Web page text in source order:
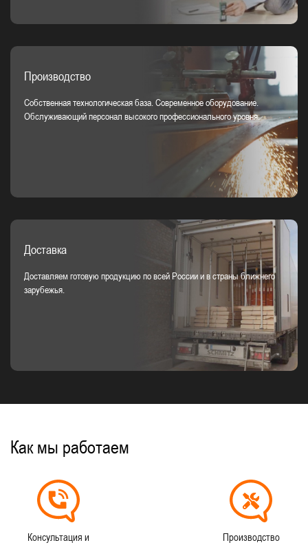
Производство
Собственная технологическая база. Современное оборудование.
Обслуживающий персонал высокого профессионального уровня.
Доставка
Доставляем готовую продукцию по всей России и в страны ближнего
зарубежья.
Как мы работаем
Консультация и
Производство